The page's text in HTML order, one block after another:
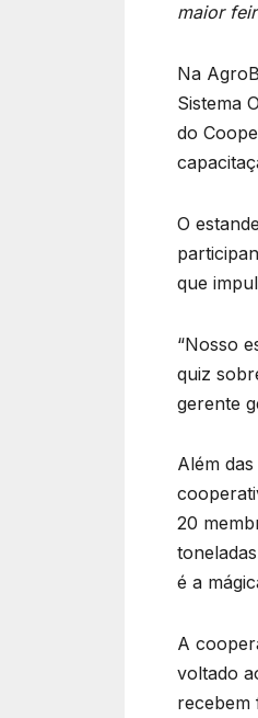
maior
Na
Sistema
do
O
que
“Nosso
quiz
gerente
Além
20
é a
A
voltado
recebem